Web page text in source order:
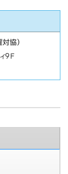
協）
9F